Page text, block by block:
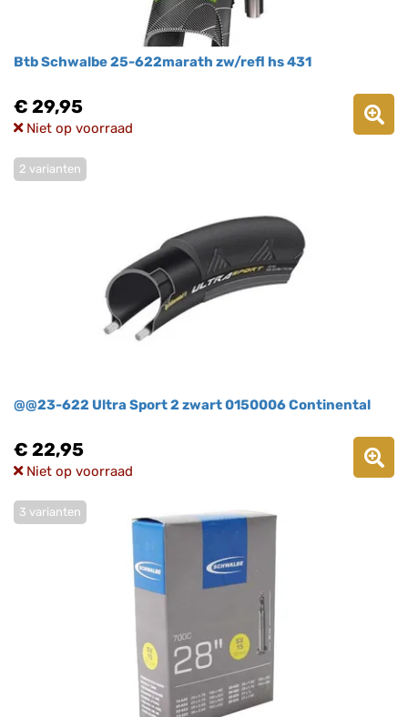
Btb Schwalbe 25-622marath zw/refl hs 431
€ 29,95
Niet op voorraad
@@23-622 Ultra Sport 2 zwart 0150006 Continental
2 varianten
€ 22,95
Niet op voorraad
3 varianten